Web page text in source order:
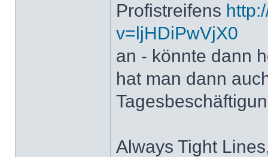
Profistreifens
v=ljHDiPwVjX0
an - könnte dann
hat man dann
Always Tight